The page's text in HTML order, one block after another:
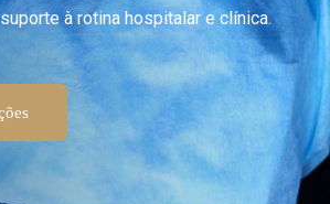
à rotina hospitalar e clínica.